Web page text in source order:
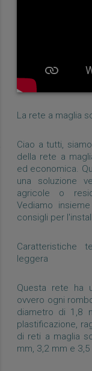
La rete a maglia
Ciao a tutti,
della rete a
ed economica.
una soluzione
agricole o
Vediamo
consigli per
Caratteristiche
leggera
Questa rete ha
ovvero ogni
diametro di 1,8
plastificazione,
di reti a maglia
mm, 3,2 mm e